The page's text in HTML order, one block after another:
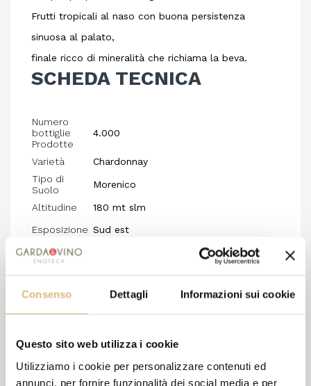
Consenso Dettagli Informazioni sui cookie
Questo sito web utilizza i cookie
Utilizziamo i cookie per personalizzare contenuti ed
annunci, per fornire funzionalità dei social media e per
Frutti tropicali al naso con buona persistenza
sinuosa al palato,
finale ricco di mineralità che richiama la beva.
SCHEDA TECNICA
Numero
bottiglie
Prodotte
4.000
Varietà
Chardonnay
Tipo di
Suolo
Morenico
Altitudine
180 mt slm
Esposizione Sud est
Allevamento
Manuale in cassetta con selezione dei
Vinificazione
Pressatura soffice e fermentazione con
lieviti locali selezionati in botti di
rovere Francese usate